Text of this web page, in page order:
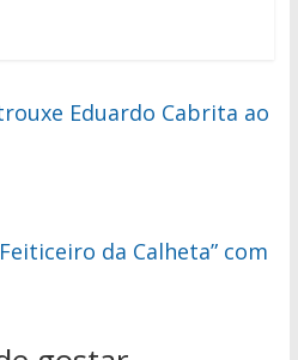
Eduardo Cabrita ao
da Calheta” com